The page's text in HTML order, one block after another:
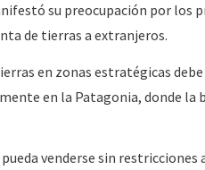
su preocupación por los
de tierras a extranjeros.
en zonas estratégicas
en la Patagonia, donde la
venderse sin restricciones